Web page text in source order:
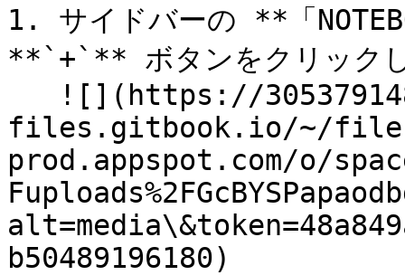
1. サイドバーの **「
**`+`** ボタンをクリック
files.gitbook.io/~/
prod.appspot.com/o/
b50489196180)